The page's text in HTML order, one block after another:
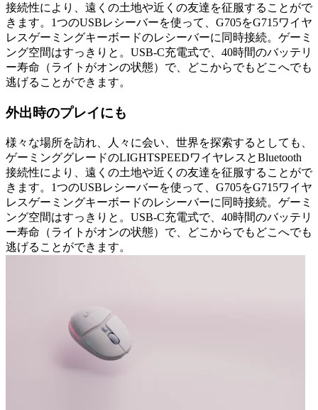
接続性により、遠くの土地や近くの友達を征服することがで
きます。1つのUSBレシーバーを使って、G705をG715ワイヤ
レスゲーミングキーボードのレシーバーに同時接続。ゲーミ
ング空間はすっきりと。USB-C充電式で、40時間のバッテリ
ー寿命（ライトがオンの状態）で、どこからでもどこへでも
逃げることができます。
外出時のプレイにも
様々な場所を訪れ、人々に会い、世界を探索するとしても、
ゲーミンググレードのLIGHTSPEEDワイヤレスとBluetooth
接続性により、遠くの土地や近くの友達を征服することがで
きます。1つのUSBレシーバーを使って、G705をG715ワイヤ
レスゲーミングキーボードのレシーバーに同時接続。ゲーミ
ング空間はすっきりと。USB-C充電式で、40時間のバッテリ
ー寿命（ライトがオンの状態）で、どこからでもどこへでも
逃げることができます。